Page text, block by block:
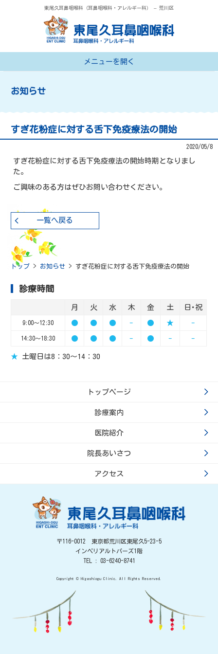
東尾久耳鼻咽喉科（耳鼻咽喉科・アレルギー科） – 荒川区
メニューを開く
アクセス
お知らせ
すぎ花粉症に対する舌下免疫療法の開始
2020/05/8
すぎ花粉症に対する舌下免疫療法の開始時期となりまし
た。
ご興味のある方はぜひお問い合わせください。
一覧へ戻る
トップ > お知らせ >すぎ花粉症に対する舌下免疫療法の開始
診療時間
月 火 水 木 金 土 日･祝
9:00～12:30 ● ● ● - ● ★ -
14:30～18:30 ● ● ● - ● - -
★ 土曜日は8：30～14：30
トップページ
診療案内
医院紹介
院長あいさつ
アクセス
〒116-0012 東京都荒川区東尾久5-23-5
インペリアルトパーズ1階
TEL : 03-6240-8741
Copyright © Higashiogu Clinic. All Rights Reserved.